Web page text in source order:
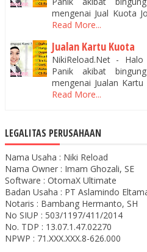
mengenai Jual Kuota
Read More...
Jualan Kartu Kuota
NikiReload.Net -
Panik akibat
mengenai Jualan
Read More...
LEGALITAS PERUSAHAAN
Nama Usaha : Niki Reload
Nama Owner : Imam Ghozali, SE
Software : OtomaX Ultimate
Badan Usaha : PT Aslamindo
Notaris : Bambang Hermanto, SH
No SIUP : 503/1197/411/2014
No. TDP : 13.07.1.47.02270
NPWP : 71.XXX.XXX.8-626.000